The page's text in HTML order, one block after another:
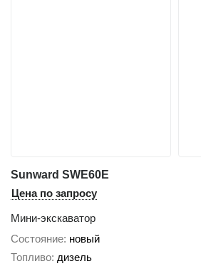
Sunward SWE60E
Цена по запросу
Мини-экскаватор
Состояние новый
Топливо дизель